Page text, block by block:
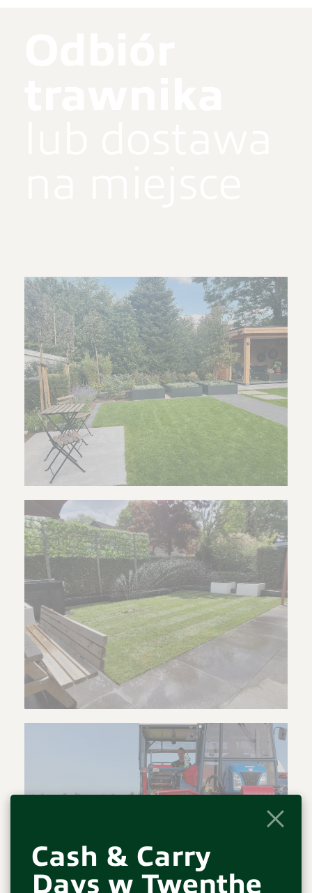
Cash & Carry
Days w Twenthe